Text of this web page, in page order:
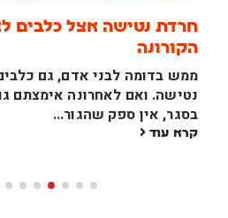
חרדת נטישה אצל כלבים
הקורונה
ממש בדומה לבני אדם, גם
נטישה. ואם לאחרונה אימצתם
בסגר, אין ספק שהגור...
קרא עוד